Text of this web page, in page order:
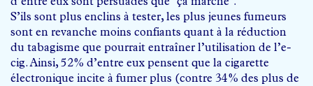
S’ils sont plus enclins à tester, les plus jeunes fumeurs
sont en revanche moins confiants quant à la réduction
du tabagisme que pourrait entraîner l’utilisation de l’e-
cig. Ainsi, 52% d’entre eux pensent que la cigarette
électronique incite à fumer plus (contre 34% des plus de